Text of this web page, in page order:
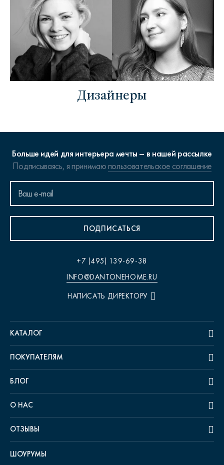
Дизайнеры
Больше идей для интерьера мечты – в нашей рассылке
Подписываясь, я принимаюпользовательское соглашение
ПОДПИСАТЬСЯ
+7 (495) 139-69-38
INFO@DANTONEHOME.RU
НАПИСАТЬ ДИРЕКТОРУ
КАТАЛОГ
ПОКУПАТЕЛЯМ
БЛОГ
О НАС
ОТЗЫВЫ
ШОУРУМЫ